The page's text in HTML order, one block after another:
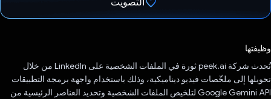
التصويت
وظيفتها
تُحدث شركة peek.ai ثورة في الملفات الشخصية على LinkedIn من خلال
تحويلها إلى ملخّصات فيديو ديناميكية، وذلك باستخدام واجهة برمجة التطبيقات
Google Gemini API لتلخيص الملفات الشخصية وتحديد العناصر الرئيسية من